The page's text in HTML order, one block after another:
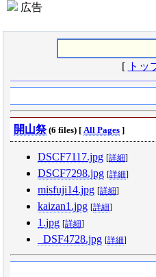
広告
[ トッ
開山祭(6 files) [ All Pages ]
DSCF7117.jpg [詳細]
DSCF7298.jpg [詳細]
misfuji14.jpg [詳細]
kaizan1.jpg [詳細]
1.jpg [詳細]
_DSF4728.jpg [詳細]